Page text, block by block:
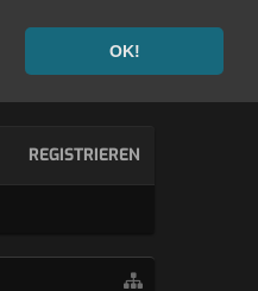
OK!
REGISTRIEREN